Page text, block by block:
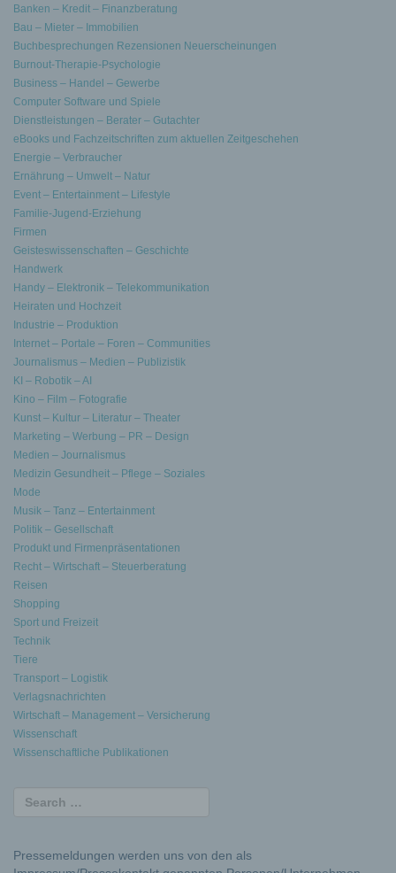
Banken – Kredit – Finanzberatung
Bau – Mieter – Immobilien
Buchbesprechungen Rezensionen Neuerscheinungen
Burnout-Therapie-Psychologie
Business – Handel – Gewerbe
Computer Software und Spiele
Dienstleistungen – Berater – Gutachter
eBooks und Fachzeitschriften zum aktuellen Zeitgeschehen
Energie – Verbraucher
Ernährung – Umwelt – Natur
Event – Entertainment – Lifestyle
Familie-Jugend-Erziehung
Firmen
Geisteswissenschaften – Geschichte
Handwerk
Handy – Elektronik – Telekommunikation
Heiraten und Hochzeit
Industrie – Produktion
Internet – Portale – Foren – Communities
Journalismus – Medien – Publizistik
KI – Robotik – AI
Kino – Film – Fotografie
Kunst – Kultur – Literatur – Theater
Marketing – Werbung – PR – Design
Medien – Journalismus
Medizin Gesundheit – Pflege – Soziales
Mode
Musik – Tanz – Entertainment
Politik – Gesellschaft
Produkt und Firmenpräsentationen
Recht – Wirtschaft – Steuerberatung
Reisen
Shopping
Sport und Freizeit
Technik
Tiere
Transport – Logistik
Verlagsnachrichten
Wirtschaft – Management – Versicherung
Wissenschaft
Wissenschaftliche Publikationen
Pressemeldungen werden uns von den als